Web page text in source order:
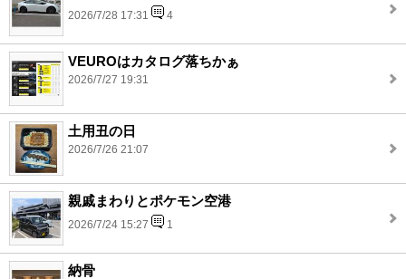
2026/7/28 17:31 4
VEUROはカタログ落ちかぁ
2026/7/27 19:31
土用丑の日
2026/7/26 21:07
親戚まわりとポケモン空港
2026/7/24 15:27 1
納骨